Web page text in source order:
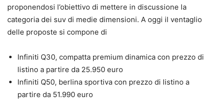
proponendosi l’obiettivo di mettere in discussione la
categoria dei suv di medie dimensioni. A oggi il ventaglio
delle proposte si compone di
Infiniti Q30, compatta premium dinamica con prezzo di
listino a partire da 25.950 euro
Infiniti Q50, berlina sportiva con prezzo di listino a
partire da 51.990 euro